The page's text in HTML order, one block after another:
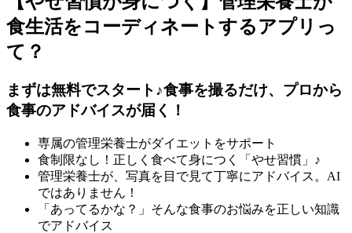
食生活をコーディネートするアプリっ
て？
まずは無料でスタート♪食事を撮るだけ、プロから
食事のアドバイスが届く！
専属の管理栄養士がダイエットをサポート
食制限なし！正しく食べて身につく「やせ習慣」♪
管理栄養士が、写真を目で見て丁寧にアドバイス。AI
ではありません！
「あってるかな？」そんな食事のお悩みを正しい知識
でアドバイス